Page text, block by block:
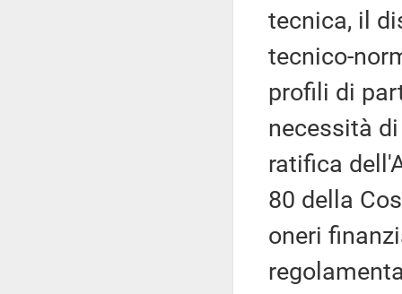
tecnica, il
tecnico-
profili di
necessità
ratifica
80 della
oneri